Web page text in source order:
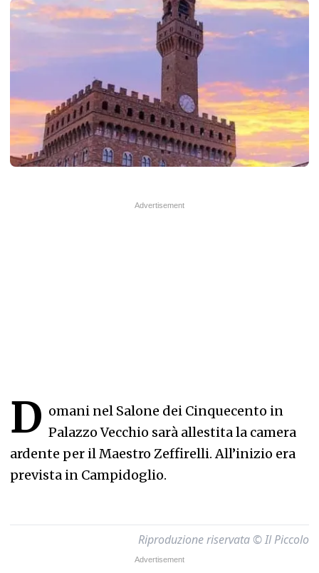
D omani nel Salone dei Cinquecento in
Palazzo Vecchio sarà allestita la camera
ardente per il Maestro Zeffirelli. All’inizio era
prevista in Campidoglio.
Riproduzione riservata © Il Piccolo